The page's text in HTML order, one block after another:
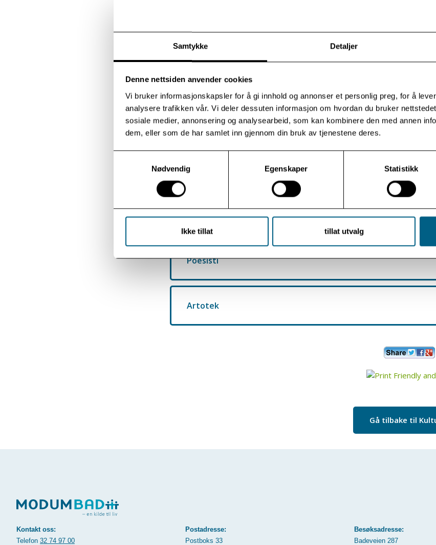
Samtykke Detaljer
Denne nettsiden anvender cookies
Vi bruker informasjonskapsler for å gi innhold og annonser et personlig preg, for å
analysere trafikken vår. Vi deler dessuten informasjon om hvordan du bruker
sosiale medier, annonsering og analysearbeid, som kan kombinere den med annen
dem, eller som de har samlet inn gjennom din bruk av tjenestene deres.
Nødvendig
Egenskaper Statistikk
Ikke tillat tillat utvalg
Andre etasje er et rom utstyrt med malingsutstyr og tegnesaker. Det
inkludert i prisen.
Kjøkken
Huset inneholder også eget kjøkken om en vil lage seg noe enkelt å spise
Bruk av huset:
Barn under 18 år kan bruke huset sammen med en voksen
Huset er disponibelt frem til kl. 23.00 på kvelden
Nøkkel kvitteres ut ved resepsjonen
Brukere er ansvarlig for å låse og slukke alle lys
Poesisti
Artotek
Gå tilbake til
Kontakt oss:
Telefon 32 74 97 00
Postadresse:
Postboks 33
Besøksadresse:
Badeveien 287